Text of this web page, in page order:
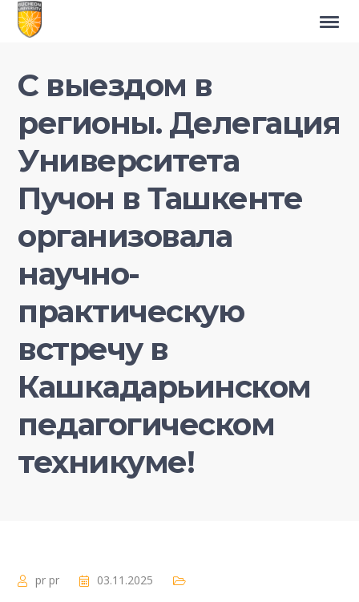
С выездом в
регионы. Делегация
Университета
Пучон в Ташкенте
организовала
научно-
практическую
встречу в
Кашкадарьинском
педагогическом
техникуме!
pr pr 03.11.2025